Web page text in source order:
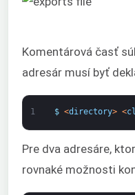
Komentárová časť
adresár musí byť
1 $ <directory> <
Pre dva adresáre,
rovnaké možnosti